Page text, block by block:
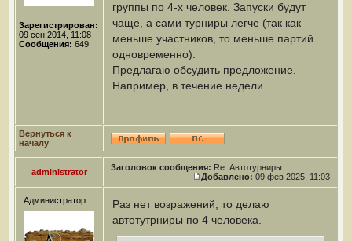
Зарегистрирован:
09 сен 2014, 11:08
Сообщения: 649
группы по 4-х человек. Запуски будут
чаще, а сами турниры легче (так как
меньше участников, то меньше партий
одновременно).
Предлагаю обсудить предложение.
Например, в течение недели.
Вернуться к
началу
administrator Заголовок сообщения: Re: Автотурниры
Добавлено: 09 фев 2025, 11:03
Администратор
Раз нет возражений, то делаю
автотутрниры по 4 человека.